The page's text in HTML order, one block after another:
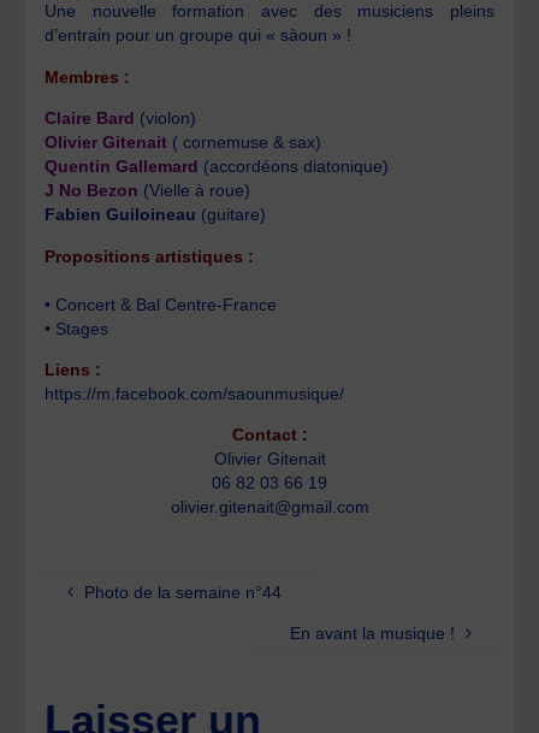
Une nouvelle formation avec des musiciens pleins
d’entrain pour un groupe qui « sàoun » !
Membres :
Claire Bard (violon)
Olivier Gitenait ( cornemuse & sax)
Quentin Gallemard (accordéons diatonique)
J No Bezon (Vielle à roue)
Fabien Guiloineau (guitare)
Propositions artistiques :
• Concert & Bal Centre-France
• Stages
Liens :
https://m.facebook.com/saounmusique/
Contact :
Olivier Gitenait
06 82 03 66 19
olivier.gitenait@gmail.com
Photo de la semaine n°44
En avant la musique !
Laisser un